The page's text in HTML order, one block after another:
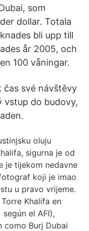
som
dollar. Totala
bli upp till
år 2005, och
100 våningar.
čas své návštěvy
vstup do budovy,
oluju
sigurna je od
je tijekom nedavne
koji je imao
u pravo vrijeme.
el AFI),
como Burj Dubai